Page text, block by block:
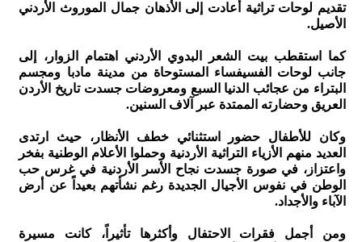
تقديم لوحات تراثية أعادت إلى الأذهان جمال الموروث الأردني
الأصيل.
كما استقطب بيت الشعر البدوي الأردني اهتمام الزوار، إلى
جانب لوحات الفسيفساء المستوحاة من مدينة مادبا ومجسم
البتراء من عجائب الدنيا السبع ومعروضات جسدت تاريخ الأردن
العريق وحضارته الممتدة عبر آلاف السنين.
وكان للأطفال حضور استثنائي خطف الأنظار، حيث ارتدى
العديد منهم الأزياء التراثية الأردنية وحملوا الأعلام الوطنية بفخر
واعتزاز، في صورة جسدت نجاح الأسر الأردنية في غرس حب
الوطن في نفوس الأجيال الجديدة رغم نشأتهم بعيداً عن أرض
الآباء والأجداد.
ومن أجمل فقرات الاحتفال وأكثرها تأثيراً، كانت مسيرة